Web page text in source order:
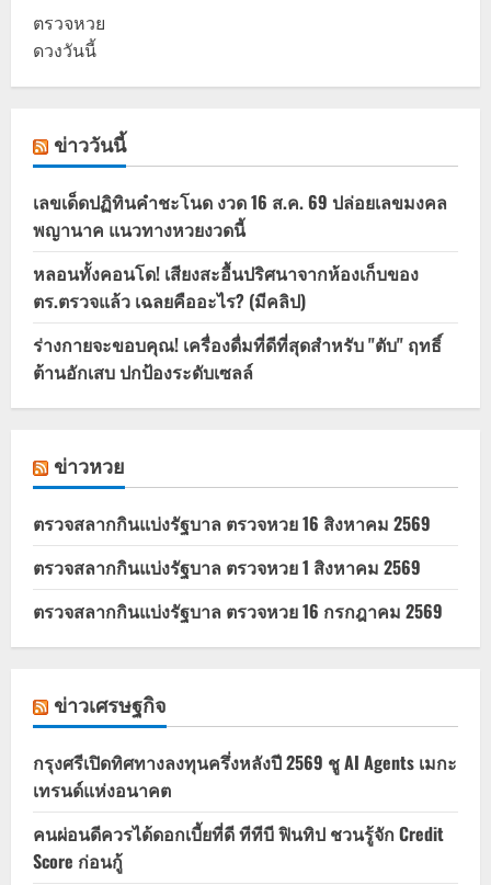
ตรวจหวย
ดวงวันนี้
ข่าววันนี้
เลขเด็ดปฏิทินคำชะโนด งวด 16 ส.ค. 69 ปล่อยเลขมงคล
พญานาค แนวทางหวยงวดนี้
หลอนทั้งคอนโด! เสียงสะอื้นปริศนาจากห้องเก็บของ
ตร.ตรวจแล้ว เฉลยคืออะไร? (มีคลิป)
ร่างกายจะขอบคุณ! เครื่องดื่มที่ดีที่สุดสำหรับ "ตับ" ฤทธิ์
ต้านอักเสบ ปกป้องระดับเซลล์
ข่าวหวย
ตรวจสลากกินแบ่งรัฐบาล ตรวจหวย 16 สิงหาคม 2569
ตรวจสลากกินแบ่งรัฐบาล ตรวจหวย 1 สิงหาคม 2569
ตรวจสลากกินแบ่งรัฐบาล ตรวจหวย 16 กรกฎาคม 2569
ข่าวเศรษฐกิจ
กรุงศรีเปิดทิศทางลงทุนครึ่งหลังปี 2569 ชู AI Agents เมกะ
เทรนด์แห่งอนาคต
คนผ่อนดีควรได้ดอกเบี้ยที่ดี ทีทีบี ฟินทิป ชวนรู้จัก Credit
Score ก่อนกู้